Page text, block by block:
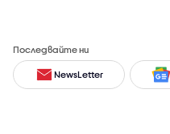
Последвайте ни
NewsLetter